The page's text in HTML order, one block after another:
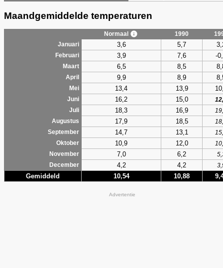
Maandgemiddelde temperaturen
Normaal 1990
Januari
3,6 5,7
Februari 3,9 7,6 -
Maart 6,5 8,5
April 9,9 8,9
Mei 13,4 13,9
Juni 16,2 15,0
Juli
18,3 16,9
Augustus
17,9 18,5
September
14,7 13,1
Oktober
10,9 12,0
November
7,0 6,2
December
4,2 4,2
Gemiddeld 10,54 10,88
Advertentie